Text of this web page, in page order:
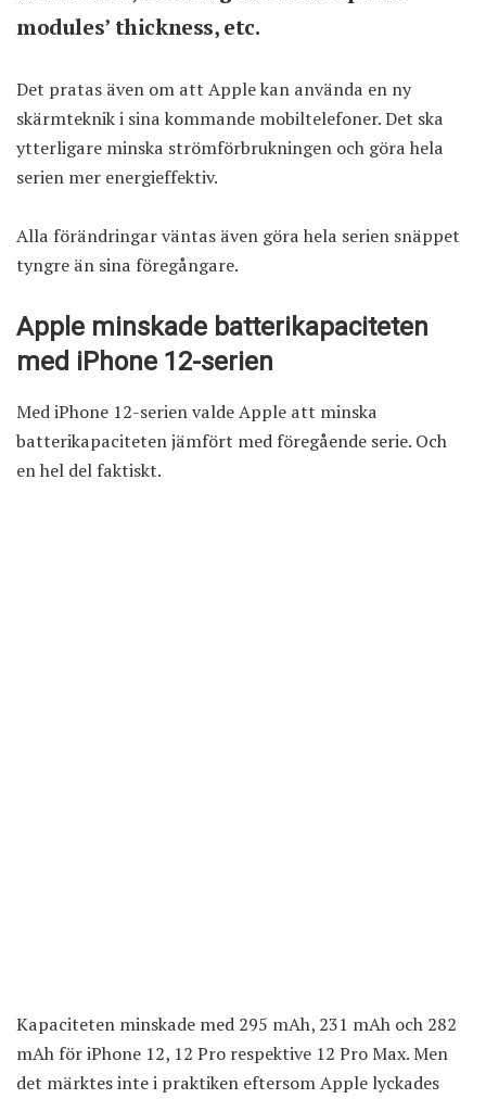
modules’ thickness, etc.
Det pratas även om att Apple kan använda en ny
skärmteknik i sina kommande mobiltelefoner. Det ska
ytterligare minska strömförbrukningen och göra hela
serien mer energieffektiv.
Alla förändringar väntas även göra hela serien snäppet
tyngre än sina föregångare.
Apple minskade batterikapaciteten
med iPhone 12-serien
Med iPhone 12-serien valde Apple att minska
batterikapaciteten jämfört med föregående serie. Och
en hel del faktiskt.
Kapaciteten minskade med 295 mAh, 231 mAh och 282
mAh för iPhone 12, 12 Pro respektive 12 Pro Max. Men
det märktes inte i praktiken eftersom Apple lyckades